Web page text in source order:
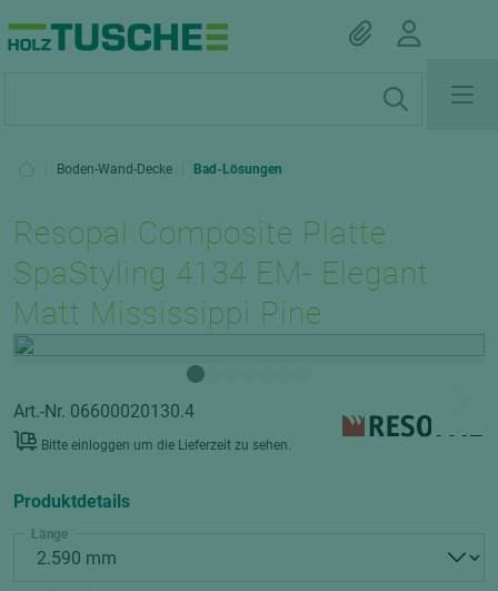
Boden-Wand-Decke Bad-Lösungen
Resopal Composite Platte
SpaStyling 4134 EM- Elegant
Matt Mississippi Pine
Art.-Nr. 06600020130.4
Bitte einloggen um die Lieferzeit zu sehen.
Produktdetails
Länge